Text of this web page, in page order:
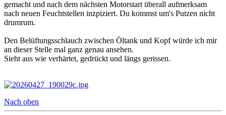
gemacht und nach dem nächsten Motorstart überall aufmerksam
nach neuen Feuchtstellen inzpiziert. Du kommst um's Putzen nicht
drumrum.
Den Belüftungsschlauch zwischen Öltank und Kopf würde ich mir
an dieser Stelle mal ganz genau ansehen.
Sieht aus wie verhärtet, gedrückt und längs gerissen.
Nach oben